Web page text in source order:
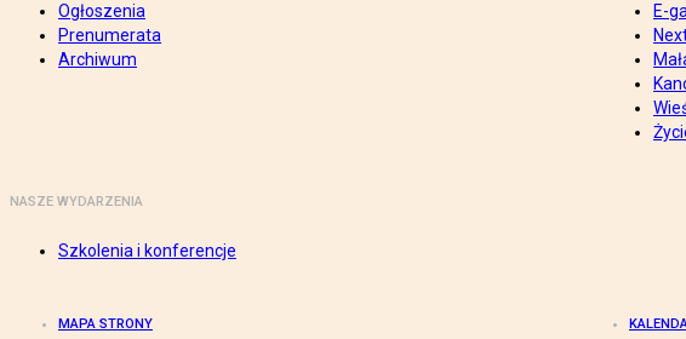
Ogłoszenia
Prenumerata
Archiwum
E-
NASZE WYDARZENIA
Szkolenia i konferencje
MAPA STRONY